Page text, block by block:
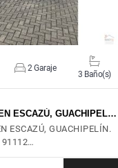
2 Garaje
3 Baño(s)
ESCAZÚ, GUACHIPEL…
ESCAZÚ, GUACHIPELÍN.
91112…